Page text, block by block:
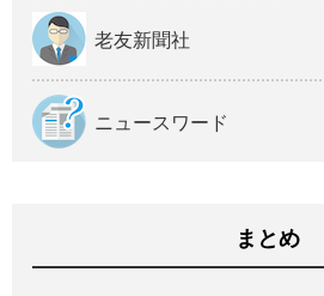
老友新聞社
ニュースワード
まとめ